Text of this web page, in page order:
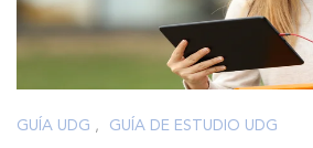
GUÍA UDG , GUÍA DE ESTUDIO UDG